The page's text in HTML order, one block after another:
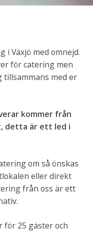
i Växjö med omnejd.
för catering men
med er
kommer från
detta är ett led i
om så önskas
eller direkt
från oss är ett
25 gäster och